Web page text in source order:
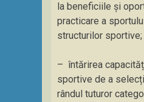
la beneficiile și
practicare a
structurilor sportive;
– întărirea
sportive de a
rândul tuturor